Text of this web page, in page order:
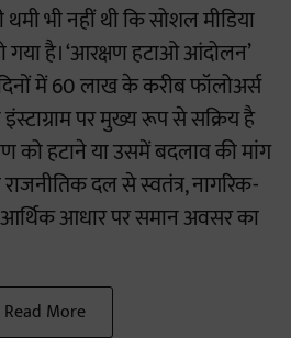
भी नहीं थी कि सोशल मीडिया
है। ‘आरक्षण हटाओ आंदोलन’
में 60 लाख के करीब फॉलोअर्स
पर मुख्य रूप से सक्रिय है
को हटाने या उसमें बदलाव की मांग
दल से स्वतंत्र, नागरिक-
आर्थिक आधार पर समान अवसर का
Read More